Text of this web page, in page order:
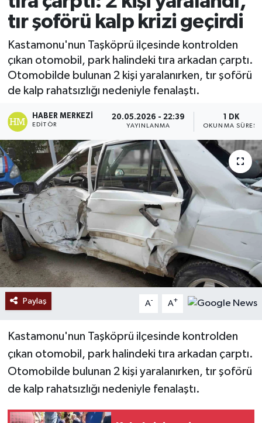
tır şoförü kalp krizi geçirdi
Kastamonu'nun Taşköprü ilçesinde kontrolden
çıkan otomobil, park halindeki tıra arkadan çarptı.
Otomobilde bulunan 2 kişi yaralanırken, tır şoförü
de kalp rahatsızlığı nedeniyle fenalaştı.
HABER MERKEZI
EDITÖR
20.05.2026 - 22:39
YAYINLANMA
1 DK
OKUNMA SÜRESI
Paylaş A- A+
Kastamonu'nun Taşköprü ilçesinde kontrolden
çıkan otomobil, park halindeki tıra arkadan çarptı.
Otomobilde bulunan 2 kişi yaralanırken, tır şoförü
de kalp rahatsızlığı nedeniyle fenalaştı.
Ekonomi
Sağlık
Tokat Haber